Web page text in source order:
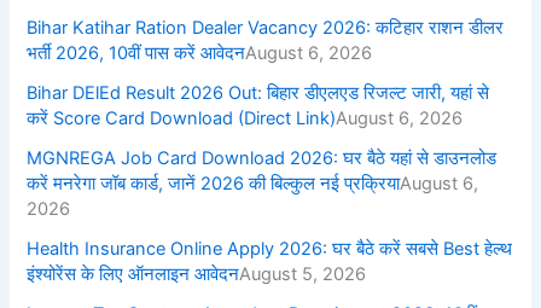
Bihar Katihar Ration Dealer Vacancy 2026: कटिहार राशन डीलर
भर्ती 2026, 10वीं पास करें आवेदनAugust 6, 2026
Bihar DElEd Result 2026 Out: बिहार डीएलएड रिजल्ट जारी, यहां से
करें Score Card Download (Direct Link)August 6, 2026
MGNREGA Job Card Download 2026: घर बैठे यहां से डाउनलोड
करें मनरेगा जॉब कार्ड, जानें 2026 की बिल्कुल नई प्रक्रियाAugust 6,
2026
Health Insurance Online Apply 2026: घर बैठे करें सबसे Best हेल्थ
इंश्योरेंस के लिए ऑनलाइन आवेदनAugust 5, 2026